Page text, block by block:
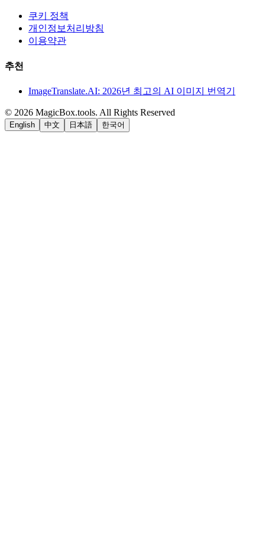
쿠키 정책
개인정보처리방침
이용약관
추천
ImageTranslate.AI: 2026년 최고의 AI 이미지 번역기
© 2026 MagicBox.tools. All Rights Reserved
English 中文 日本語 한국어